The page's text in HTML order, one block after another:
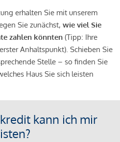
erhalten Sie mit unserem
Sie zunächst, wie viel Sie
zahlen könnten (Tipp: Ihre
Anhaltspunkt). Schieben Sie
Stelle – so finden Sie
Haus Sie sich leisten
kann ich mir